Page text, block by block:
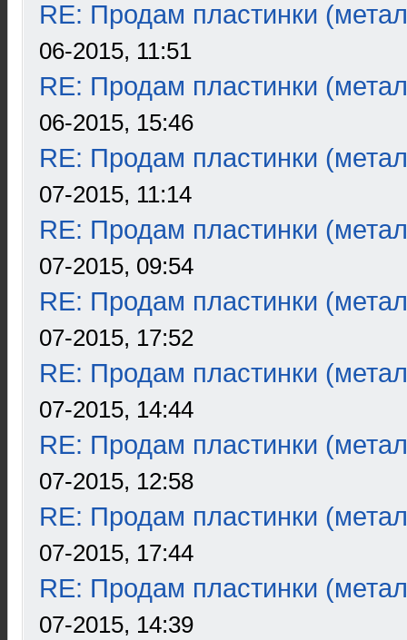
RE: Продам пластинки
06-2015, 11:51
RE: Продам пластинки
06-2015, 15:46
RE: Продам пластинки
07-2015, 11:14
RE: Продам пластинки
07-2015, 09:54
RE: Продам пластинки
07-2015, 17:52
RE: Продам пластинки
07-2015, 14:44
RE: Продам пластинки
07-2015, 12:58
RE: Продам пластинки
07-2015, 17:44
RE: Продам пластинки
07-2015, 14:39